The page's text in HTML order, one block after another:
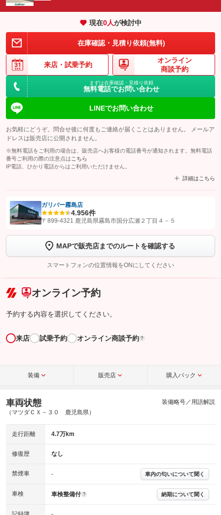
現在0人が検討中
在庫確認・見積り依頼(無料)
来店・ 試乗予約
オンライン
商談予約
まずは在庫確認・見積り依頼
無料電話でお問い合わせ
LINEでお問い合わせ
お気軽にどうぞ。問合せ後に何度もご連絡が届くことはありません。 メールア
ドレスは販売店に公開されません。
※無料電話をご利用の場合は、販売店へお客様の電話番号が通知されます。無料電話
番号ご利用の際の注意点は こちら
IP電話、ひかり電話からはご利用いただけません。
詳細はこちら
【STEP1】認証画面でグーネットを友だち追加してから「許可する」ボタンを押
トーク画面で
ボタンをタップして問い合わせを
完了してください。
こちら
ガリバー霧島店
4.956件
〒899-4321 鹿児島県霧島市国分広瀬２丁目４－５
MAPで販売店までのルートを確認する
スマートフォンの位置情報をONにしてください
オンライン予約
予約する内容を選択してください。
来店 試乗予約 オンライン商談予約 ?
装備 販売店 購入パック
車両状態
（マツダＣＸ－３０ 鹿児島県）
装備略号／用語解説
走行距離 4.7万km
修復歴 なし
禁煙車 - 車内の匂いについて聞く
車検 車検整備付 ? 納期について聞く